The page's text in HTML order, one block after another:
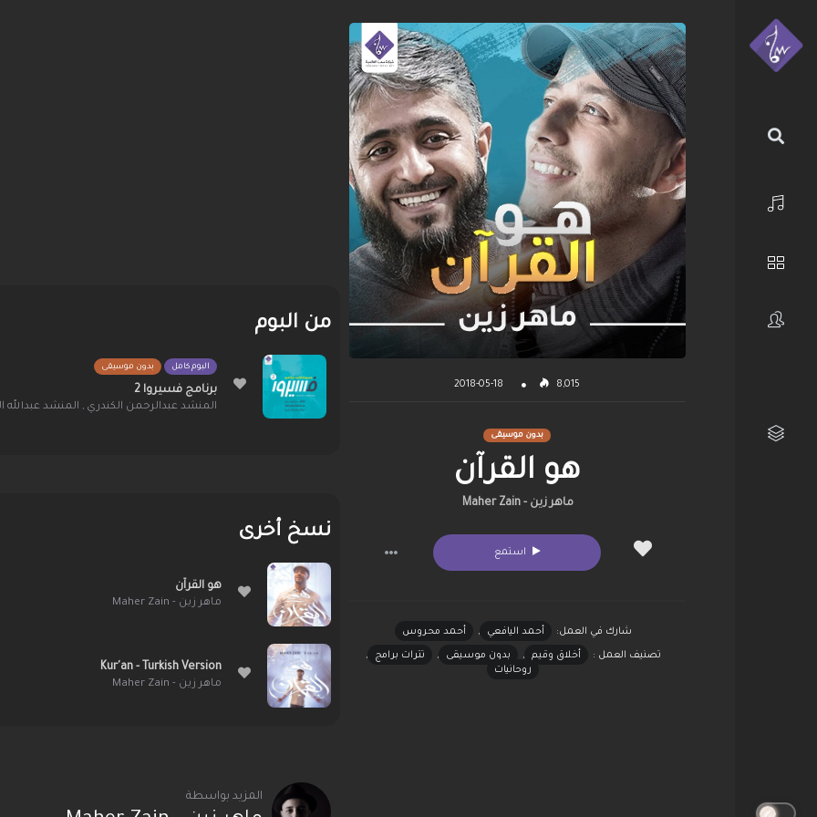
استكشف
8,015
2018-05-18
بدون موسيقى
هو القرآن
ماهر زين - Maher Zain
استمع
شارك في العمل: أحمد اليافعي , أحمد محروس
تصنيف العمل : أخلاق وقيم , بدون موسيقى , تترات برامج
,
روحانيات
من البوم
البوم كامل بدون موسيقى
برنامج فسيروا 2
المنشد عبدالرحمن الكندري , المنشد عبدالله
نسخ أخرى
هو القرآن
ماهر زين - Maher Zain
Kur'an - Turkish Version
ماهر زين - Maher Zain
المزيد بواسطة